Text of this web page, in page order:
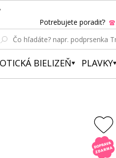
Potrebujete poradiť?
BIELIZEŇ PLAVKY